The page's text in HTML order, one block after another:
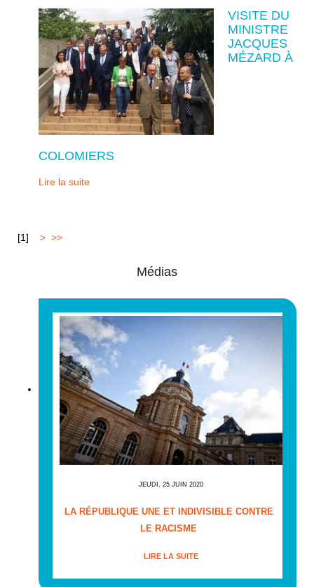
VISITE DU
MINISTRE
JACQUES
MÉZARD À
COLOMIERS
Lire la suite
[1] > >>
Médias
JEUDI, 25 JUIN 2020
LA RÉPUBLIQUE UNE ET INDIVISIBLE CONTRE
LE RACISME
LIRE LA SUITE